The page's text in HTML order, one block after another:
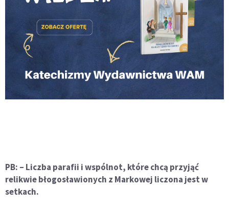
PB: – Liczba parafii i wspólnot, które chcą przyjąć
relikwie błogosławionych z Markowej liczona jest w
setkach.